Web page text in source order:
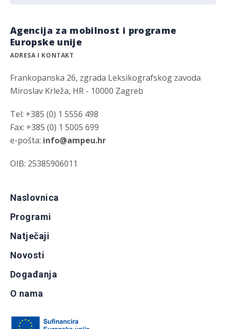
Agencija za mobilnost i programe
Europske unije
ADRESA I KONTAKT
Frankopanska 26, zgrada Leksikografskog zavoda
Miroslav Krleža, HR - 10000 Zagreb
Tel: +385 (0) 1 5556 498
Fax: +385 (0) 1 5005 699
e-pošta: info@ampeu.hr
OIB: 25385906011
Naslovnica
Programi
Natječaji
Novosti
Događanja
O nama